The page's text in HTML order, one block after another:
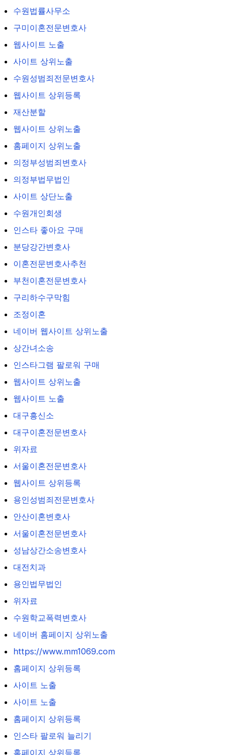
수원법률사무소
구미이혼전문변호사
웹사이트 노출
사이트 상위노출
수원성범죄전문변호사
웹사이트 상위등록
재산분할
웹사이트 상위노출
홈페이지 상위노출
의정부성범죄변호사
의정부법무법인
사이트 상단노출
수원개인회생
인스타 좋아요 구매
분당강간변호사
이혼전문변호사추천
부천이혼전문변호사
구리하수구막힘
조정이혼
네이버 웹사이트 상위노출
상간녀소송
인스타그램 팔로워 구매
웹사이트 상위노출
웹사이트 노출
대구흥신소
대구이혼전문변호사
위자료
서울이혼전문변호사
웹사이트 상위등록
용인성범죄전문변호사
안산이혼변호사
서울이혼전문변호사
성남상간소송변호사
대전치과
용인법무법인
위자료
수원학교폭력변호사
네이버 홈페이지 상위노출
https://www.mm1069.com
홈페이지 상위등록
사이트 노출
사이트 노출
홈페이지 상위등록
인스타 팔로워 늘리기
홈페이지 상위등록